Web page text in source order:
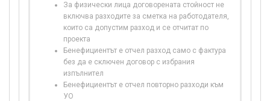
За физически лица договорената стойност не
включва разходите за сметка на работодателя,
които са допустим разход и се отчитат по
проекта
Бенефициентът е отчел разход само с фактура
без да е сключен договор с избрания
изпълнител
Бенефициентът е отчел повторно разходи към
УО